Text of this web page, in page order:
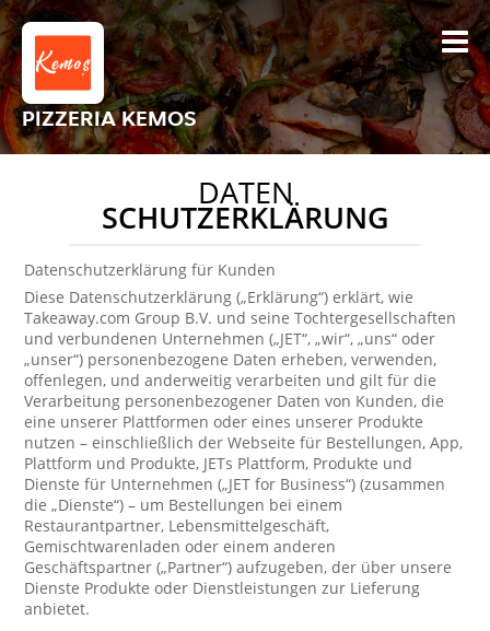
PIZZERIA KEMOS
DATEN
SCHUTZERKLÄRUNG
Datenschutzerklärung für Kunden
Diese Datenschutzerklärung („Erklärung“) erklärt, wie
Takeaway.com Group B.V. und seine Tochtergesellschaften
und verbundenen Unternehmen („JET“, „wir“, „uns“ oder
„unser“) personenbezogene Daten erheben, verwenden,
offenlegen, und anderweitig verarbeiten und gilt für die
Verarbeitung personenbezogener Daten von Kunden, die
eine unserer Plattformen oder eines unserer Produkte
nutzen – einschließlich der Webseite für Bestellungen, App,
Plattform und Produkte, JETs Plattform, Produkte und
Dienste für Unternehmen („JET for Business“) (zusammen
die „Dienste“) – um Bestellungen bei einem
Restaurantpartner, Lebensmittelgeschäft,
Gemischtwarenladen oder einem anderen
Geschäftspartner („Partner“) aufzugeben, der über unsere
Dienste Produkte oder Dienstleistungen zur Lieferung
anbietet.